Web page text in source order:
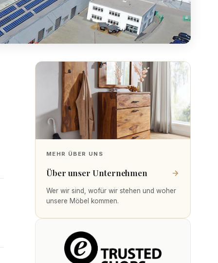
MEHR ÜBER UNS
Über unser Unternehmen
Wer wir sind, wofür wir stehen und woher
unsere Möbel kommen.